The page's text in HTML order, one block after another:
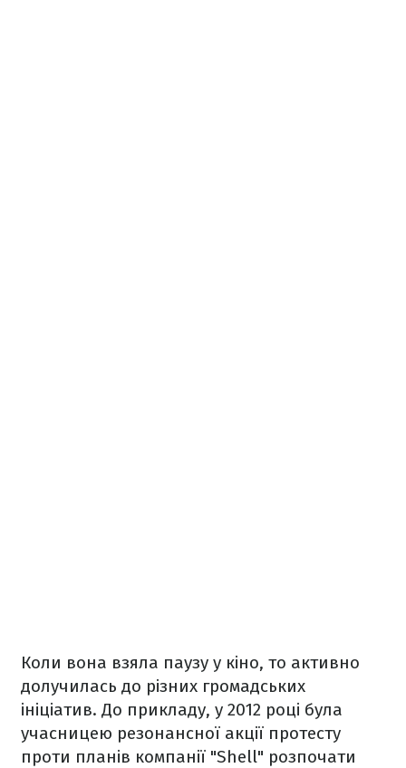
Коли вона взяла паузу у кіно, то активно
долучилась до різних громадських
ініціатив. До прикладу, у 2012 році була
учасницею резонансної акції протесту
проти планів компанії "Shell" розпочати